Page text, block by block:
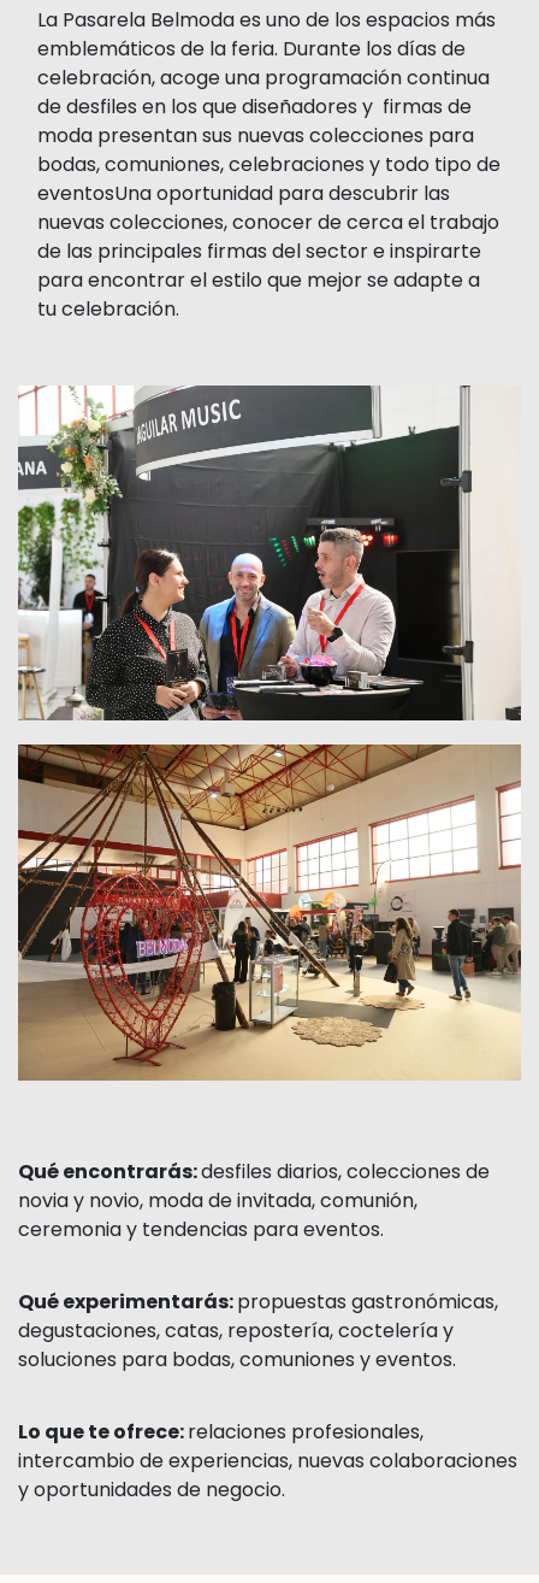
La Pasarela Belmoda es uno de los espacios más
emblemáticos de la feria. Durante los días de
celebración, acoge una programación continua
de desfiles en los que diseñadores y firmas de
moda presentan sus nuevas colecciones para
bodas, comuniones, celebraciones y todo tipo de
eventosUna oportunidad para descubrir las
nuevas colecciones, conocer de cerca el trabajo
de las principales firmas del sector e inspirarte
para encontrar el estilo que mejor se adapte a
tu celebración.
Qué encontrarás:desfiles diarios, colecciones de
novia y novio, moda de invitada, comunión,